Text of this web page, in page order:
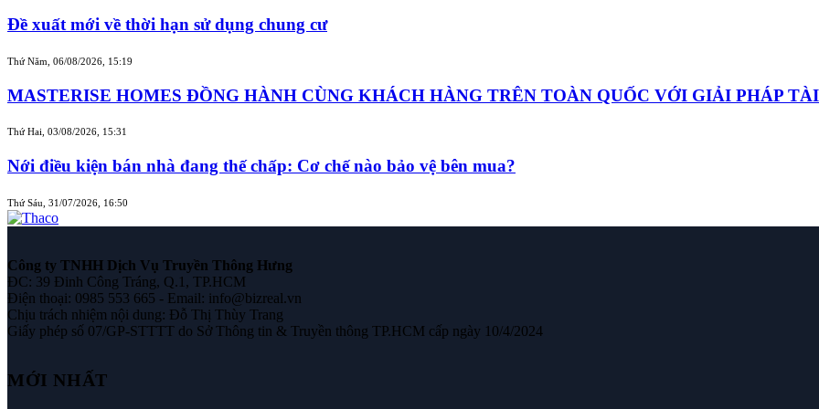
Đề xuất mới về thời hạn sử dụng chung cư
Thứ Năm, 06/08/2026, 15:19
MASTERISE HOMES ĐỒNG HÀNH CÙNG KHÁCH HÀNG TRÊN TOÀN QUỐC VỚI GIẢI PHÁP
Thứ Hai, 03/08/2026, 15:31
Nới điều kiện bán nhà đang thế chấp: Cơ chế nào bảo vệ bên mua?
Thứ Sáu, 31/07/2026, 16:50
Công ty TNHH Dịch Vụ Truyền Thông Hưng
ĐC: 39 Đinh Công Tráng, Q.1, TP.HCM
Điện thoại: 0985 553 665 - Email: info@bizreal.vn
Chịu trách nhiệm nội dung: Đỗ Thị Thùy Trang
Giấy phép số 07/GP-STTTT do Sở Thông tin & Truyền thông TP.HCM cấp ngày 10/4/2024
MỚI NHẤT